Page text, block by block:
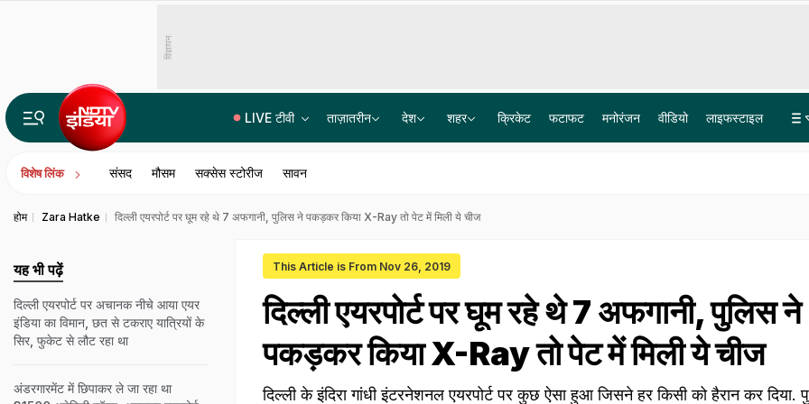
विज्ञापन
LIVE टीवी ताज़ातरीन देश शहर क्रिकेट फटाफट मनोरंजन वीडियो लाइफस्टाइल
विशेष लिंक संसद मौसम सक्सेस स्टोरीज सावन
होम Zara Hatke दिल्ली एयरपोर्ट पर घूम रहे थे 7 अफगानी, पुलिस ने पकड़कर किया X-Ray तो पेट में मिली ये चीज
This Article is From Nov 26, 2019
दिल्ली एयरपोर्ट पर घूम रहे थे 7 अफगानी, पुलिस ने
पकड़कर किया X-Ray तो पेट में मिली ये चीज
दिल्ली के इंदिरा गांधी इंटरनेशनल एयरपोर्ट पर कुछ ऐसा हुआ जिसने हर किसी को हैरान कर दिया.
यह भी पढ़ें
दिल्ली एयरपोर्ट पर अचानक नीचे आया एयर
इंडिया का विमान, छत से टकराए यात्रियों के
सिर, फुकेट से लौट रहा था
अंडरगारमेंट में छ‍िपाकर ले जा रहा था